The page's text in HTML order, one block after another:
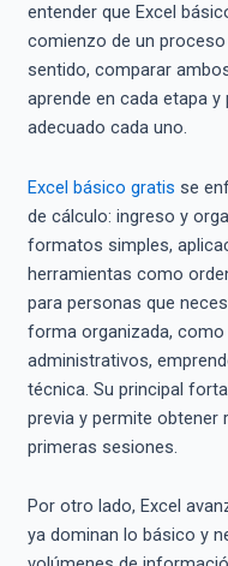
entender que Excel
comienzo de un
sentido, comparar
aprende en cada etapa
adecuado cada uno.
Excel básico gratis se
de cálculo: ingreso y
formatos simples,
herramientas como
para personas que
forma organizada, como
administrativos,
técnica. Su principal
previa y permite
primeras sesiones.
Por otro lado, Excel
ya dominan lo básico y